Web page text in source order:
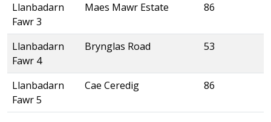
Llanbadarn
Fawr 3
Maes Mawr Estate 86
Llanbadarn
Fawr 4
Brynglas Road 53
Llanbadarn
Fawr 5
Cae Ceredig 86